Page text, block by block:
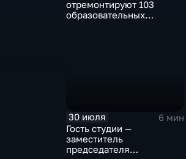
отремонтируют 103
образовательных
30 июля
6 мин
Гость студии —
заместитель
председателя